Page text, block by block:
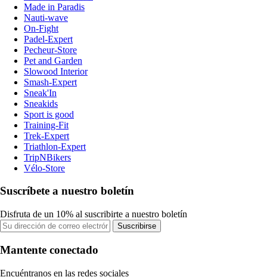
Made in Paradis
Nauti-wave
On-Fight
Padel-Expert
Pecheur-Store
Pet and Garden
Slowood Interior
Smash-Expert
Sneak'In
Sneakids
Sport is good
Training-Fit
Trek-Expert
Triathlon-Expert
TripNBikers
Vélo-Store
Suscríbete a nuestro boletín
Disfruta de un 10% al suscribirte a nuestro boletín
Suscribirse
Mantente conectado
Encuéntranos en las redes sociales